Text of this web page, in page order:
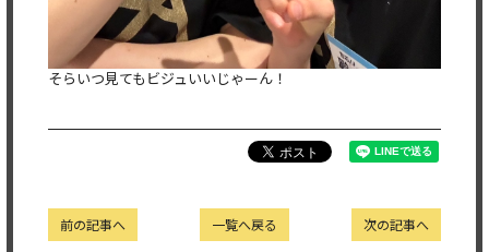
そらいつ見てもビジュいいじゃーん！
次の記事へ
一覧へ戻る
前の記事へ